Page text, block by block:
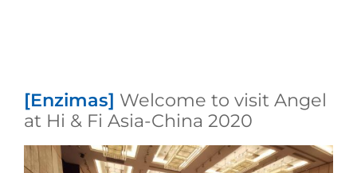
[Enzimas] Welcome to visit Angel
at Hi & Fi Asia-China 2020